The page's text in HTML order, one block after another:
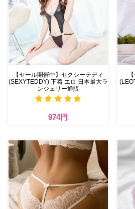
【セール開催中】セクシーテディ
(SEXYTEDDY) 下着 エロ 日本最大ラ
ンジェリー通販
974円